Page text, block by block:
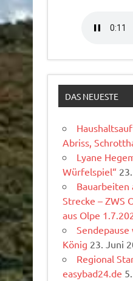
DAS NEUESTE
Abriss,
Lyane
Würfelspiel“
Bauarbeiten
Strecke – ZWS
aus Olpe
König 23. Juni
Regional
easybad24.de